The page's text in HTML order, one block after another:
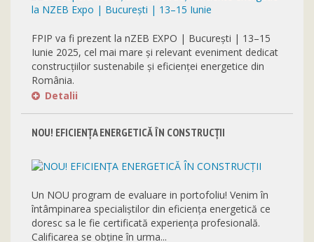
FPIP va fi prezent la nZEB EXPO | București | 13–15
Iunie 2025, cel mai mare și relevant eveniment dedicat
construcțiilor sustenabile și eficienței energetice din
România.
Detalii
NOU! EFICIENȚA ENERGETICĂ ÎN CONSTRUCȚII
Un NOU program de evaluare in portofoliu! Venim în
întâmpinarea specialiștilor din eficiența energetică ce
doresc sa le fie certificată experiența profesională.
Calificarea se obține în urma...